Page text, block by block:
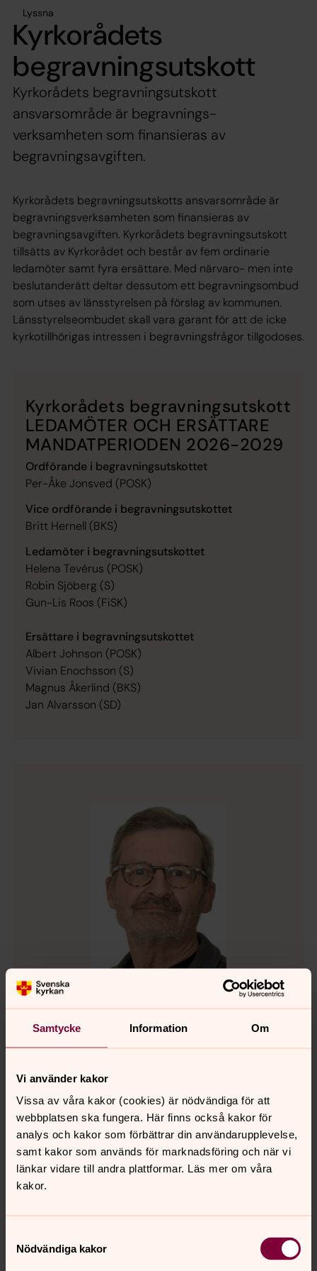
Samtycke Information Om
Vi använder kakor
Vissa av våra kakor (cookies) är nödvändiga för att
webbplatsen ska fungera. Här finns också kakor för
analys och kakor som förbättrar din användarupplevelse,
samt kakor som används för marknadsföring och när vi
länkar vidare till andra plattformar. Läs mer om våra
kakor.
Nödvändiga kakor
Lyssna
Kyrkorådets
begravningsutskott
Kyrkorådets begravningsutskott
ansvarsområde är begravnings-
verksamheten som finansieras av
begravningsavgiften.
Kyrkorådets begravningsutskotts ansvarsområde är
begravningsverksamheten som finansieras av
begravningsavgiften. Kyrkorådets begravningsutskott
tillsätts av Kyrkorådet och består av fem ordinarie
ledamöter samt fyra ersättare. Med närvaro- men inte
beslutanderätt deltar dessutom ett begravningsombud
som utses av länsstyrelsen på förslag av kommunen.
Länsstyrelseombudet skall vara garant för att de icke
kyrkotillhörigas intressen i begravningsfrågor tillgodoses.
Kyrkorådets begravningsutskott
LEDAMÖTER OCH ERSÄTTARE
MANDATPERIODEN 2026-2029
Ordförande i begravningsutskottet
Per-Åke Jonsved (POSK)
Vice ordförande i begravningsutskottet
Britt Hernell (BKS)
Ledamöter i begravningsutskottet
Helena Tevérus (POSK)
Robin Sjöberg (S)
Gun-Lis Roos (FiSK)
Ersättare i begravningsutskottet
Albert Johnson (POSK)
Vivian Enochsson (S)
Magnus Åkerlind (BKS)
Jan Alvarsson (SD)
Per-Åke Jonsved(POSK)
Förtroendevald, Kyrkorådet ersättare,
Kyrkofullmäktige, Sollentuna kyrkas distriktsråd,
Begravningsutskottets ordförande, Sollentuna
E-post:per-ake.jonsved@svenskakyrkan.se